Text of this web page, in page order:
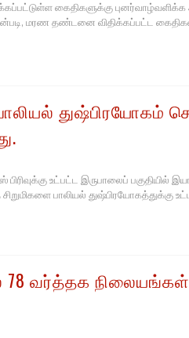
கைதிகளுக்கு
மரண தண்டனை விதிக்கப்பட்ட
துஷ்பிரயோகம்
உட்பட்ட இருபாலைப் பகுதியில்
சிறுமிகளை பாலியல் துஷ்பிரயோகத்துக்கு
78 வர்த்தக நிலையங்கள்